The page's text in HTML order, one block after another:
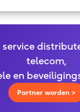
telecom,
en
Partner worden >